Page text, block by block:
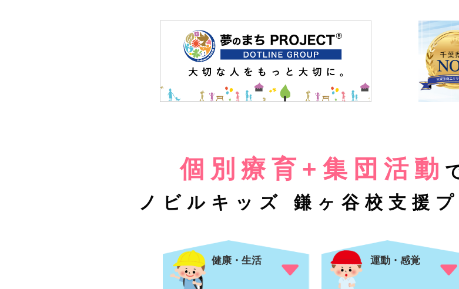
個別療育+集団活動
ノビルキッズ 鎌ヶ谷校 支援
健康・生活 運動・感覚